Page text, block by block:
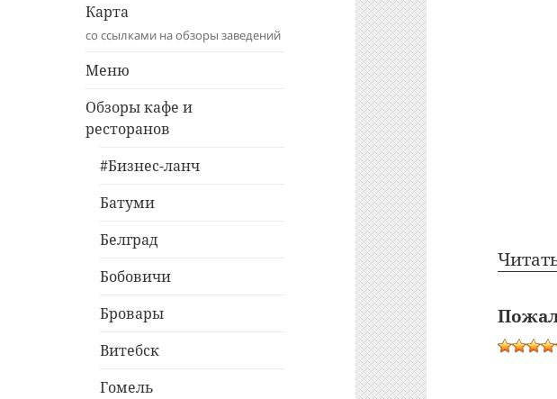
Карта
со ссылками на обзоры заведений
Меню
Обзоры кафе и
ресторанов
#Бизнес-ланч
Батуми
Белград
Бобовичи
Бровары
Витебск
Гомель